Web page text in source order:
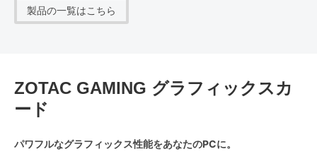
製品の一覧はこちら
ZOTAC GAMING グラフィックスカ
ード
パワフルなグラフィックス性能をあなたのPCに。